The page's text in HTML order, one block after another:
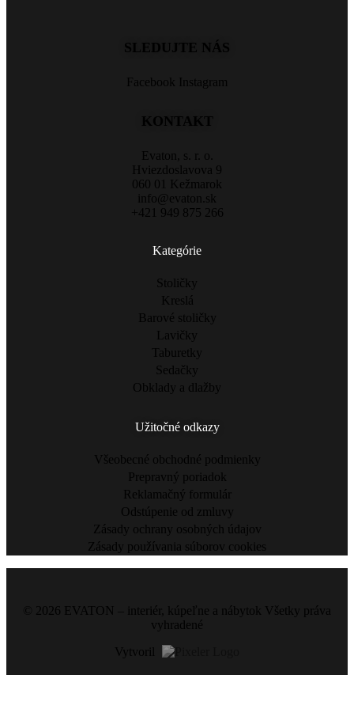
SLEDUJTE NÁS
Facebook Instagram
KONTAKT
Evaton, s. r. o.
Hviezdoslavova 9
060 01 Kežmarok
info@evaton.sk
+421 949 875 266
Kategórie
Stoličky
Kreslá
Barové stoličky
Lavičky
Taburetky
Sedačky
Obklady a dlažby
Užitočné odkazy
Všeobecné obchodné podmienky
Prepravný poriadok
Reklamačný formulár
Odstúpenie od zmluvy
Zásady ochrany osobných údajov
Zásady používania súborov cookies
© 2026 EVATON – interiér, kúpeľne a nábytok Všetky práva
vyhradené
Vytvoril